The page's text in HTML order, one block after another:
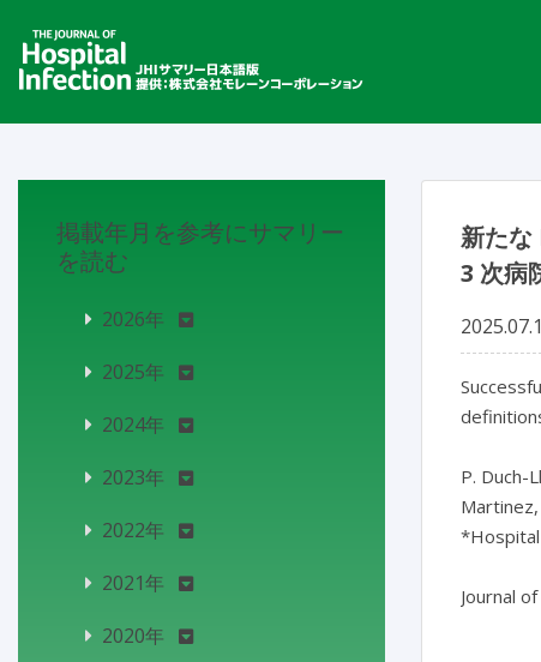
新たな
3 次病
P. Duch-
*Hospital
Journal
掲載年月を参考にサマリー
を読む
2026年
2025年
2024年
2023年
2022年
2021年
2020年